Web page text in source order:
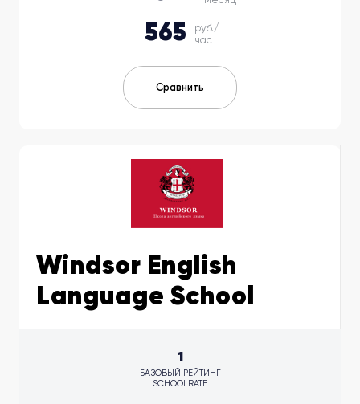
565
руб./
час
Сравнить
Windsor English
Language School
1
БАЗОВЫЙ РЕЙТИНГ
SCHOOLRATE